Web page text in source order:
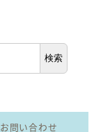
検索
お問い合わせ